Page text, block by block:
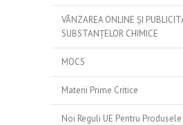
VÂNZAREA ONLINE ȘI
SUBSTANȚELOR CHIMICE
MOCS
Materii Prime Critice
Noi Reguli UE Pentru